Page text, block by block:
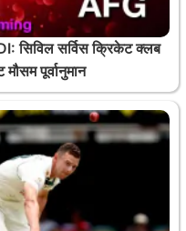
सिविल सर्विस क्रिकेट क्लब
पूर्वानुमान